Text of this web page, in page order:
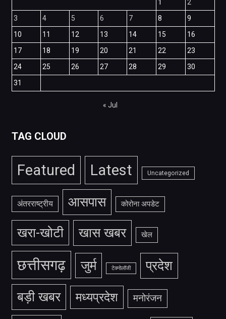
1
2
3
4 5 6 7 8
9
10
11 12 13 14 15
16
17
18 19 20 21 22
23
24
25 26 27 28 29
30
31
« Jul
TAG CLOUD
Featured Latest Uncategorized
अंतरराष्ट्रीय आसपास कोरोना अपडेट
खरा-खोटी खास खबर खेल
छत्तीसगढ़ जुर्म टेक्नोलॉजी प्रदेश
बड़ी खबर मध्यप्रदेश मनोरंजन